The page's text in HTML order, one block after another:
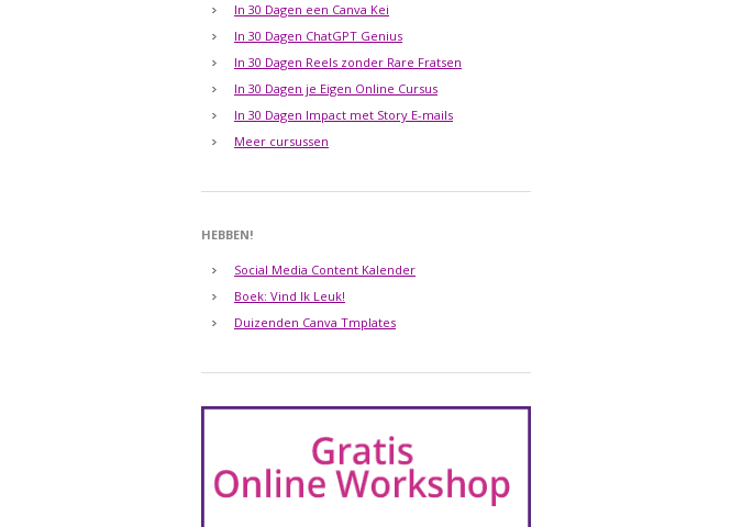
In 30 Dagen een Canva Kei
In 30 Dagen ChatGPT Genius
In 30 Dagen Reels zonder Rare Fratsen
In 30 Dagen je Eigen Online Cursus
In 30 Dagen Impact met Story E-mails
Meer cursussen
HEBBEN!
Social Media Content Kalender
Boek: Vind Ik Leuk!
Duizenden Canva Tmplates